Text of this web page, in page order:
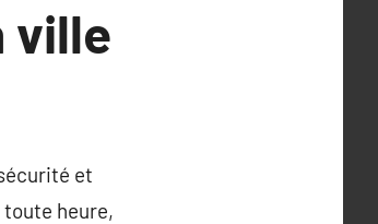
ville
et
toute heure,